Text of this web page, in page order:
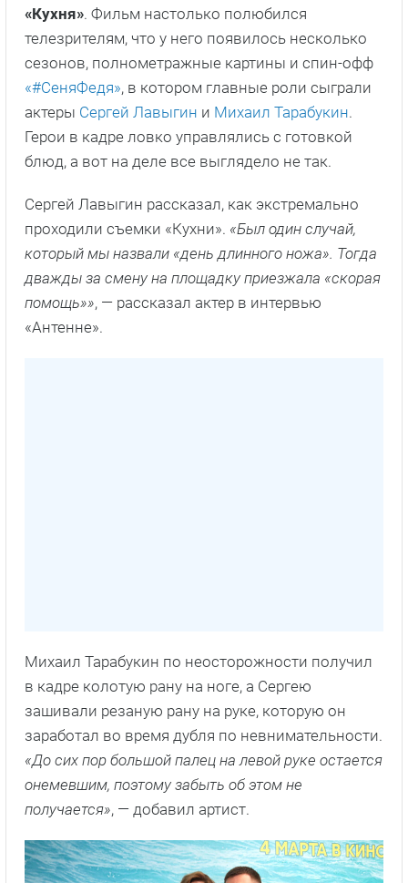
«Кухня». Фильм настолько полюбился
телезрителям, что у него появилось несколько
сезонов, полнометражные картины и спин-офф
«#СеняФедя», в котором главные роли сыграли
актеры Сергей Лавыгин и Михаил Тарабукин.
Герои в кадре ловко управлялись с готовкой
блюд, а вот на деле все выглядело не так.
Сергей Лавыгин рассказал, как экстремально
проходили съемки «Кухни». «Был один случай,
который мы назвали «день длинного ножа». Тогда
дважды за смену на площадку приезжала «скорая
помощь»», — рассказал актер в интервью
«Антенне».
Михаил Тарабукин по неосторожности получил
в кадре колотую рану на ноге, а Сергею
зашивали резаную рану на руке, которую он
заработал во время дубля по невнимательности.
«До сих пор большой палец на левой руке остается
онемевшим, поэтому забыть об этом не
получается», — добавил артист.